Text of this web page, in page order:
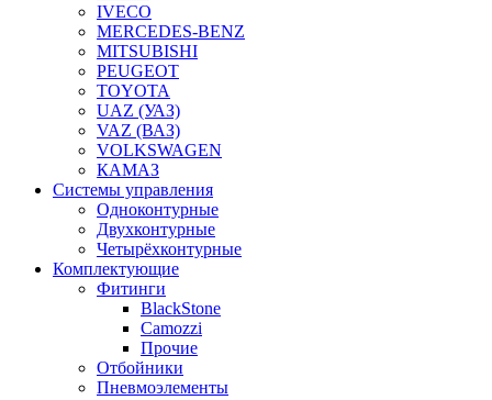
IVECO
MERCEDES-BENZ
MITSUBISHI
PEUGEOT
TOYOTA
UAZ (УАЗ)
VAZ (ВАЗ)
VOLKSWAGEN
КАМАЗ
Системы управления
Одноконтурные
Двухконтурные
Четырёхконтурные
Комплектующие
Фитинги
BlackStone
Camozzi
Прочие
Отбойники
Пневмоэлементы